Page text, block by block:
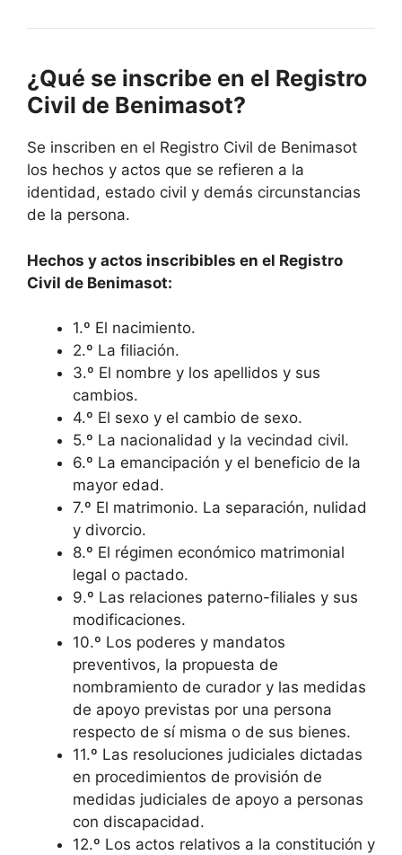
¿Qué se inscribe en el Registro
Civil de Benimasot?
Se inscriben en el Registro Civil de Benimasot
los hechos y actos que se refieren a la
identidad, estado civil y demás circunstancias
de la persona.
Hechos y actos inscribibles en el Registro
Civil de Benimasot:
1.º El nacimiento.
2.º La filiación.
3.º El nombre y los apellidos y sus
cambios.
4.º El sexo y el cambio de sexo.
5.º La nacionalidad y la vecindad civil.
6.º La emancipación y el beneficio de la
mayor edad.
7.º El matrimonio. La separación, nulidad
y divorcio.
8.º El régimen económico matrimonial
legal o pactado.
9.º Las relaciones paterno-filiales y sus
modificaciones.
10.º Los poderes y mandatos
preventivos, la propuesta de
nombramiento de curador y las medidas
de apoyo previstas por una persona
respecto de sí misma o de sus bienes.
11.º Las resoluciones judiciales dictadas
en procedimientos de provisión de
medidas judiciales de apoyo a personas
con discapacidad.
12.º Los actos relativos a la constitución y